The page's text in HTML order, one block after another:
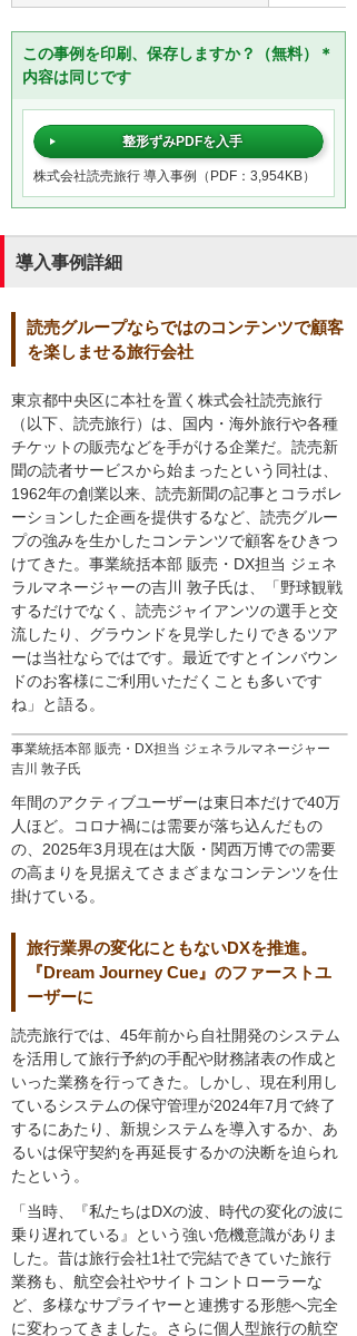
この事例を印刷、保存しますか？（無料）＊
内容は同じです
整形ずみPDFを入手
株式会社読売旅行 導入事例（PDF：3,954KB）
導入事例詳細
読売グループならではのコンテンツで顧客
を楽しませる旅行会社
事業統括本部 販売・DX担当 ジェネラルマネージャー
吉川 敦子氏
東京都中央区に本社を置く株式会社読売旅行
（以下、読売旅行）は、国内・海外旅行や各種
チケットの販売などを手がける企業だ。読売新
聞の読者サービスから始まったという同社は、
1962年の創業以来、読売新聞の記事とコラボレ
ーションした企画を提供するなど、読売グルー
プの強みを生かしたコンテンツで顧客をひきつ
けてきた。事業統括本部 販売・DX担当 ジェネ
ラルマネージャーの吉川 敦子氏は、「野球観戦
するだけでなく、読売ジャイアンツの選手と交
流したり、グラウンドを見学したりできるツア
ーは当社ならではです。最近ですとインバウン
ドのお客様にご利用いただくことも多いです
ね」と語る。
年間のアクティブユーザーは東日本だけで40万
人ほど。コロナ禍には需要が落ち込んだもの
の、2025年3月現在は大阪・関西万博での需要
の高まりを見据えてさまざまなコンテンツを仕
掛けている。
旅行業界の変化にともないDXを推進。
『Dream Journey Cue』のファーストユ
ーザーに
読売旅行では、45年前から自社開発のシステム
を活用して旅行予約の手配や財務諸表の作成と
いった業務を行ってきた。しかし、現在利用し
ているシステムの保守管理が2024年7月で終了
するにあたり、新規システムを導入するか、あ
るいは保守契約を再延長するかの決断を迫られ
たという。
「当時、『私たちはDXの波、時代の変化の波に
乗り遅れている』という強い危機意識がありま
した。昔は旅行会社1社で完結できていた旅行
業務も、航空会社やサイトコントローラーな
ど、多様なサプライヤーと連携する形態へ完全
に変わってきました。さらに個人型旅行の航空